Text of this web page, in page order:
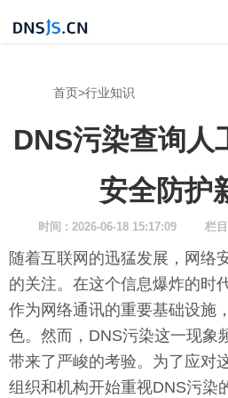
首页 >行业知识
DNS污染查询人
安全防护
时间 : 2026-06-18 15:17:09 栏
随着互联网的迅猛发展，网络
的关注。在这个信息爆炸的时
作为网络通讯的重要基础设施
色。然而，DNS污染这一现象
带来了严峻的考验。为了应对
组织和机构开始重视DNS污染